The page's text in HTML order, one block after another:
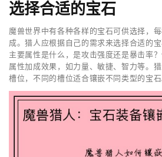
选择合适的宝石
魔兽世界中有各种各样的宝石可供选择，
成。猎人应根据自己的需求来选择合适的
主要属性是什么，是攻击强度还是暴击率
属性加成效果，如力量、敏捷、智力等。
槽位，不同的槽位适合镶嵌不同类型的宝石